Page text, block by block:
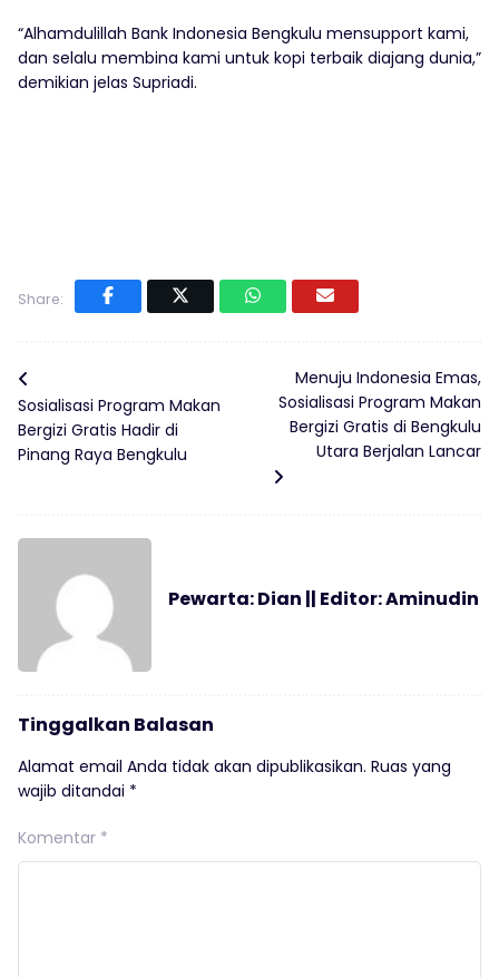
“Alhamdulillah Bank Indonesia Bengkulu mensupport kami,
dan selalu membina kami untuk kopi terbaik diajang dunia,”
demikian jelas Supriadi.
Share:
Sosialisasi Program Makan
Bergizi Gratis Hadir di
Pinang Raya Bengkulu
Menuju Indonesia Emas,
Sosialisasi Program Makan
Bergizi Gratis di Bengkulu
Utara Berjalan Lancar
Pewarta: Dian || Editor: Aminudin
Tinggalkan Balasan
Alamat email Anda tidak akan dipublikasikan. Ruas yang
wajib ditandai *
Komentar *